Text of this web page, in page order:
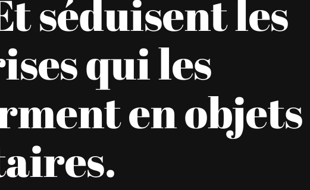
séduisent les
qui les
en objets